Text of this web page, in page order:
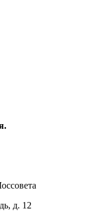
д. 12